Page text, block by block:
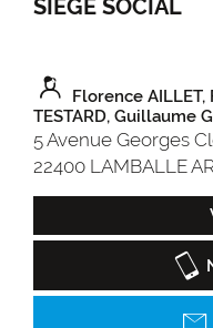
SIÈGE SOCIAL
Florence AILLET,
TESTARD, Guillaume
5 Avenue Georges
22400 LAMBALLE